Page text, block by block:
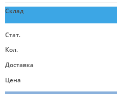
Склад
Стат.
Кол.
Доставка
Цена